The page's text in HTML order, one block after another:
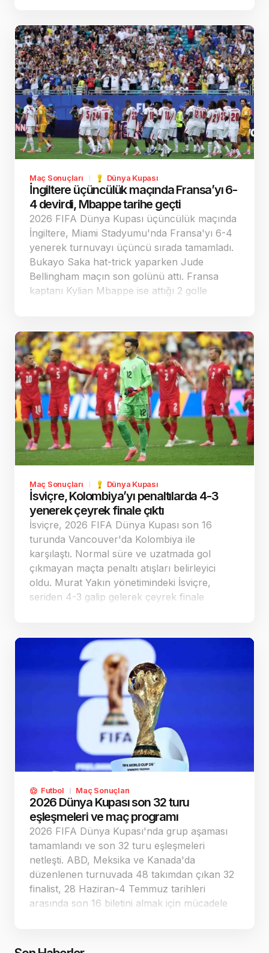
açılacak. İlk maçlar 4, 5 ve 6 Ağustos’ta
tamamlanacak. Rövanşlar 11 ve 13 Ağustos’ta
oynanacak. Böylece UEFA Avrupa Ligi play-
off turuna yükselecek ekipler netleşecek.
Beşiktaş, 6 Ağustos’ta Hradec Kralove
deplasmanında Beşiktaş, 6 Ağustos
Perşembe günü Çekya temsilcisi Hradec
Kralove ile deplasmanda karşılaşacak.
Müsabakanın adresi Malsovicka Arena,
başlama saati TSİ 20.00. Turun ilk
haftasındaki program şöyle: 3. eleme turu ilk
maç programı Yarın 22.00 Larne - Iberia
22.00 Shamrock Rovers - Egnatia 5 Ağustos
Çarşamba 21.15 Ferencvaros - Gornik Zabrze
6 Ağustos Perşembe 18.00 KuPS Kuopio -
Universitatea Craiova 19.00 Jagiellonia -
Rangers 19.00 Maccabi Tel Aviv - CSKA
Sofya…
Maç Sonuçları Dünya Kupası
İngiltere üçüncülük maçında Fransa’yı 6-
4 devirdi, Mbappe tarihe geçti
2026 FIFA Dünya Kupası üçüncülük maçında
İngiltere, Miami Stadyumu'nda Fransa'yı 6-4
yenerek turnuvayı üçüncü sırada tamamladı.
Bukayo Saka hat-trick yaparken Jude
Bellingham maçın son golünü attı. Fransa
kaptanı Kylian Mbappe ise attığı 2 golle
yerleşti.
Maç Sonuçları Dünya Kupası
İsviçre, Kolombiya’yı penaltılarda 4-3
yenerek çeyrek finale çıktı
İsviçre, 2026 FIFA Dünya Kupası son 16
turunda Vancouver'da Kolombiya ile
karşılaştı. Normal süre ve uzatmada gol
çıkmayan maçta penaltı atışları belirleyici
oldu. Murat Yakın yönetimindeki İsviçre,
seriden 4-3 galip gelerek çeyrek finale
Futbol Maç Sonuçları
2026 Dünya Kupası son 32 turu
eşleşmeleri ve maç programı
2026 FIFA Dünya Kupası'nda grup aşaması
tamamlandı ve son 32 turu eşleşmeleri
netleşti. ABD, Meksika ve Kanada'da
düzenlenen turnuvada 48 takımdan çıkan 32
finalist, 28 Haziran-4 Temmuz tarihleri
arasında son 16 biletini almak için mücadele